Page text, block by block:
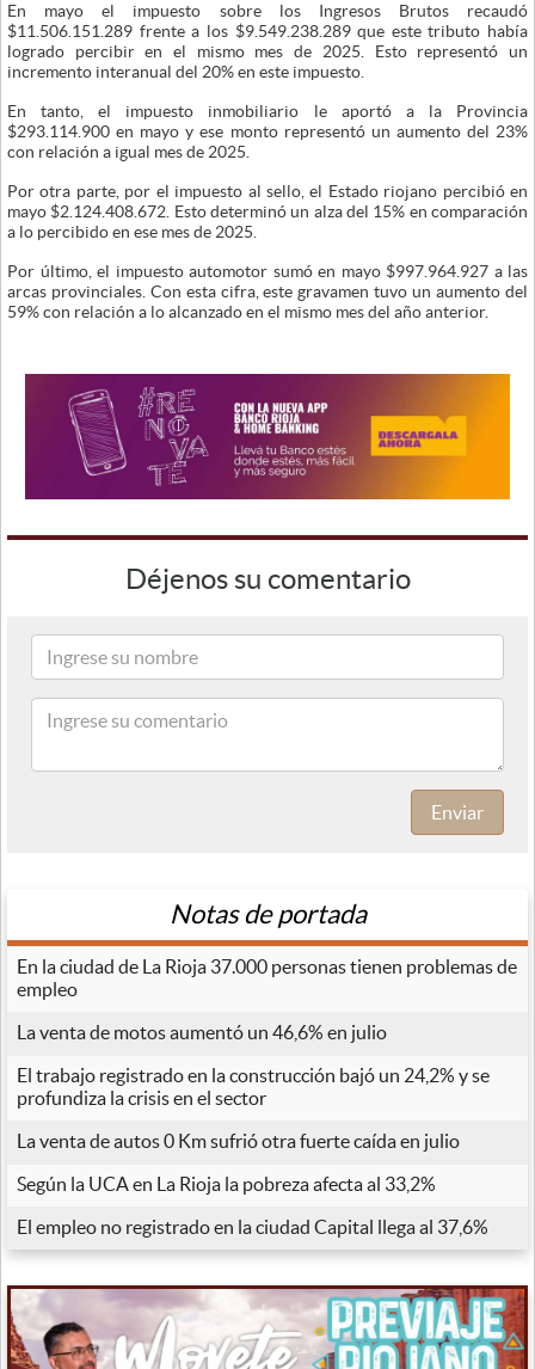
En mayo el impuesto sobre los Ingresos Brutos recaudó
$11.506.151.289 frente a los $9.549.238.289 que este tributo había
logrado percibir en el mismo mes de 2025. Esto representó un
incremento interanual del 20% en este impuesto.
En tanto, el impuesto inmobiliario le aportó a la Provincia
$293.114.900 en mayo y ese monto representó un aumento del 23%
con relación a igual mes de 2025.
Por otra parte, por el impuesto al sello, el Estado riojano percibió en
mayo $2.124.408.672. Esto determinó un alza del 15% en comparación
a lo percibido en ese mes de 2025.
Por último, el impuesto automotor sumó en mayo $997.964.927 a las
arcas provinciales. Con esta cifra, este gravamen tuvo un aumento del
59% con relación a lo alcanzado en el mismo mes del año anterior.
Déjenos su comentario
Enviar
Notas de portada
En la ciudad de La Rioja 37.000 personas tienen problemas de
empleo
La venta de motos aumentó un 46,6% en julio
El trabajo registrado en la construcción bajó un 24,2% y se
profundiza la crisis en el sector
La venta de autos 0 Km sufrió otra fuerte caída en julio
Según la UCA en La Rioja la pobreza afecta al 33,2%
El empleo no registrado en la ciudad Capital llega al 37,6%